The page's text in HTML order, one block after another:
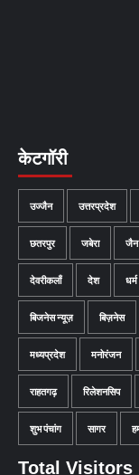
केटगॉरी
उज्जैन उत्तरप्रदेश
छतरपुर जबेरा जैन
देवरीकलाँ देश
बिजनेस न्यूज़ बिज़नेस
मध्यप्रदेश मनोरंजन
राहतगढ़ रिलेशनसिप
शुभ पंचांग सागर
Total Visitors